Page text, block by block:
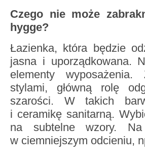
Czego nie może
hygge?
Łazienka, która będzie
jasna i uporządkowana.
elementy
stylami, główną rolę
szarości. W takich
i ceramikę sanitarną.
na subtelne wzory. Na
w ciemniejszym odcieniu,